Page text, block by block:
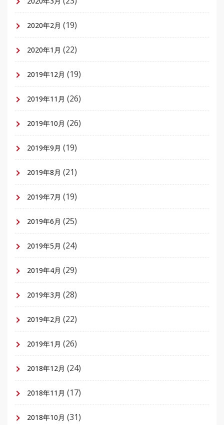
2020年2月 (19)
2020年1月 (22)
2019年12月 (19)
2019年11月 (26)
2019年10月 (26)
2019年9月 (19)
2019年8月 (21)
2019年7月 (19)
2019年6月 (25)
2019年5月 (24)
2019年4月 (29)
2019年3月 (28)
2019年2月 (22)
2019年1月 (26)
2018年12月 (24)
2018年11月 (17)
2018年10月 (31)